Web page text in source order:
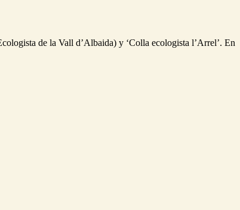
de la Vall d’Albaida) y ‘Colla ecologista l’Arrel’. En